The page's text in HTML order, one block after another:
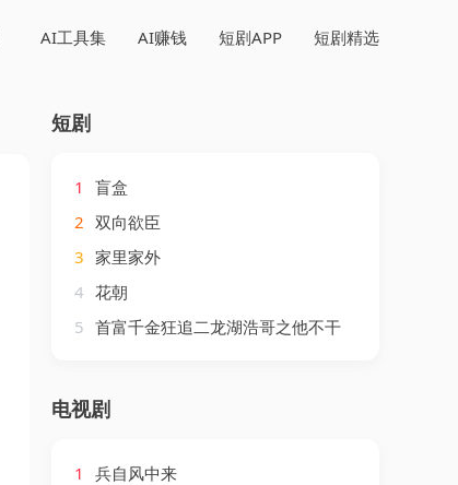
AI工具集 AI赚钱 短剧APP 短剧精选
短剧
1
盲盒
2 双向欲臣
3 家里家外
4 花朝
5 首富千金狂追二龙湖浩哥之他不干
电视剧
1
兵自风中来